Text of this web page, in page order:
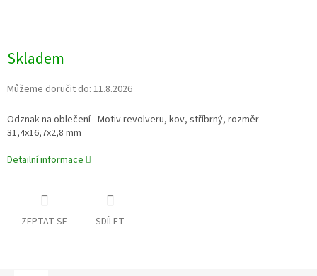
Skladem
Můžeme doručit do: 11.8.2026
Odznak na oblečení - Motiv revolveru, kov, stříbrný, rozměr
31,4x16,7x2,8 mm
Detailní informace
ZEPTAT SE SDÍLET